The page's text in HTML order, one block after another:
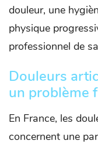
douleur, une
physique
professionnel de
Douleurs
un problème
En France, les
concernent une